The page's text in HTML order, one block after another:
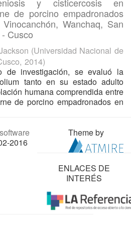
de porcino empadronados
Wanchaq, San
Cusco
(Universidad Nacional de
, 2014)
de investigación, se evaluó la
tanto en su estado adulto
humana comprendida entre
de porcino empadronados en
Theme by
ENLACES DE
INTERÉS